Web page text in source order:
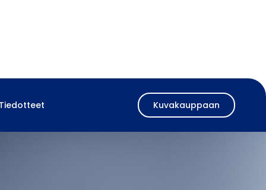
Tiedotteet Kuvakauppaan